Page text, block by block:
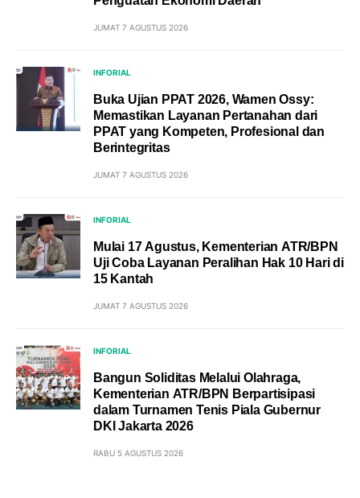
JUMAT 7 AGUSTUS 2026
INFORIAL
Buka Ujian PPAT 2026, Wamen Ossy:
Memastikan Layanan Pertanahan dari
PPAT yang Kompeten, Profesional dan
Berintegritas
JUMAT 7 AGUSTUS 2026
INFORIAL
Mulai 17 Agustus, Kementerian ATR/BPN
Uji Coba Layanan Peralihan Hak 10 Hari di
15 Kantah
JUMAT 7 AGUSTUS 2026
INFORIAL
Bangun Soliditas Melalui Olahraga,
Kementerian ATR/BPN Berpartisipasi
dalam Turnamen Tenis Piala Gubernur
DKI Jakarta 2026
RABU 5 AGUSTUS 2026